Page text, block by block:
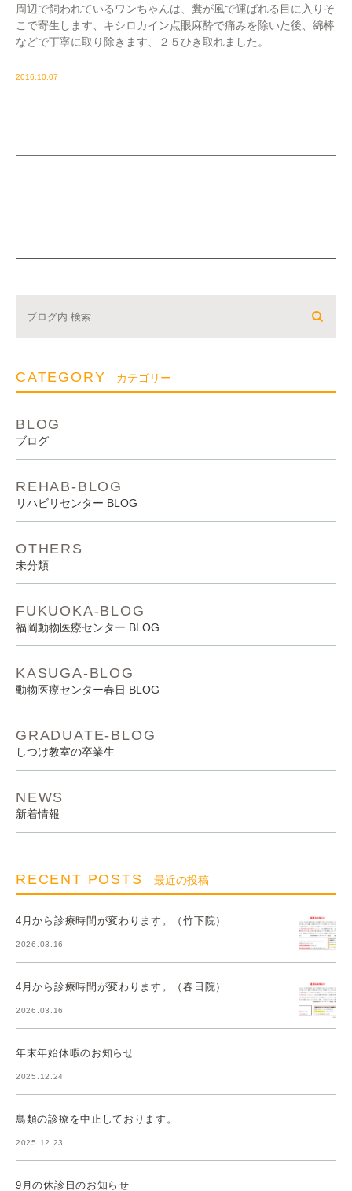
周辺で飼われているワンちゃんは、糞が風で運ばれる目に入りそ
こで寄生します、キシロカイン点眼麻酔で痛みを除いた後、綿棒
などで丁寧に取り除きます、２５ひき取れました。
2016.10.07
CATEGORY カテゴリー
BLOG
ブログ
REHAB-BLOG
リハビリセンター BLOG
OTHERS
未分類
FUKUOKA-BLOG
福岡動物医療センター BLOG
KASUGA-BLOG
動物医療センター春日 BLOG
GRADUATE-BLOG
しつけ教室の卒業生
NEWS
新着情報
RECENT POSTS 最近の投稿
4月から診療時間が変わります。（竹下院）
2026.03.16
4月から診療時間が変わります。（春日院）
2026.03.16
年末年始休暇のお知らせ
2025.12.24
鳥類の診療を中止しております。
2025.12.23
9月の休診日のお知らせ